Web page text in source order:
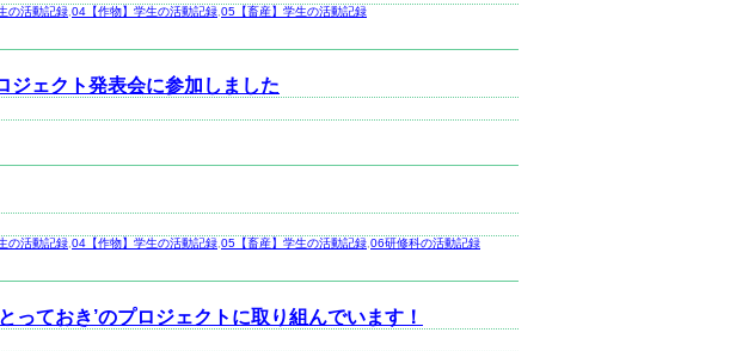
の活動記録 04【作物】学生の活動記録 05【畜産】学生の活動記録
ジェクト発表会に参加しました
の活動記録 04【作物】学生の活動記録 05【畜産】学生の活動記録 06研修科の活動記録
っておき’のプロジェクトに取り組んでいます！